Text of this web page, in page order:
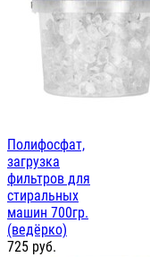
Полифосфат,
загрузка
фильтров для
стиральных
машин 700гр.
(ведёрко)
725 руб.